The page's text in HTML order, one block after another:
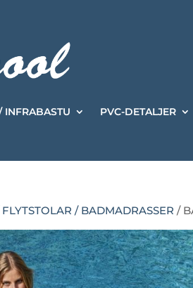
INFRABASTU PVC-DETALJER
FLYTSTOLAR / BADMADRASSER /